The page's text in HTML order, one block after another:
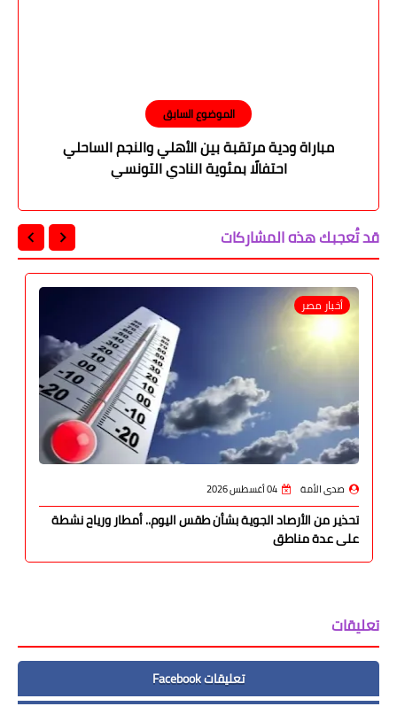
الموضوع السابق
مباراة ودية مرتقبة بين الأهلي والنجم الساحلي
احتفالًا بمئوية النادي التونسي
قد تُعجبك هذه المشاركات
أخبار مصر
صدى الأمة 04 أغسطس 2026
تحذير من الأرصاد الجوية بشأن طقس اليوم.. أمطار ورياح نشطة
على عدة مناطق
تعليقات
تعليقات Facebook